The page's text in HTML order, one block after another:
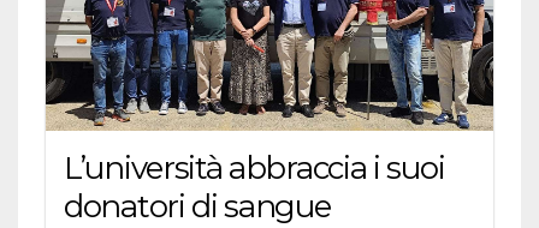
L’università abbraccia i suoi
donatori di sangue